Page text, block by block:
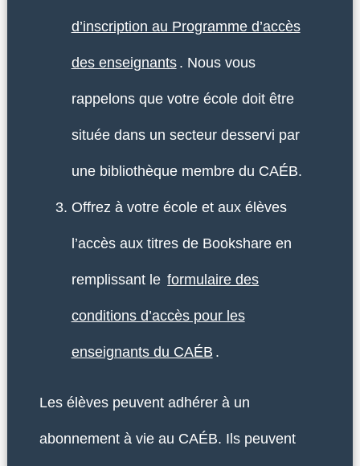
d’inscription au Programme d’accès
des enseignants . Nous vous
rappelons que votre école doit être
située dans un secteur desservi par
une bibliothèque membre du CAÉB.
Offrez à votre école et aux élèves
l’accès aux titres de Bookshare en
remplissant le formulaire des
conditions d’accès pour les
enseignants du CAÉB .
Les élèves peuvent adhérer à un
abonnement à vie au CAÉB. Ils peuvent